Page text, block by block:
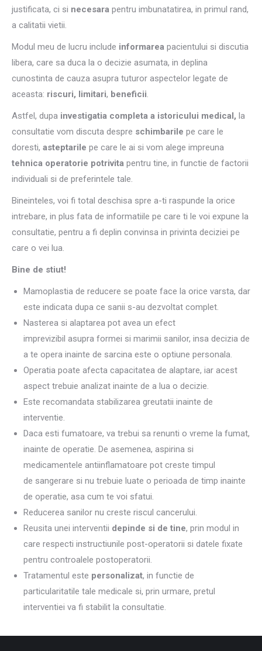
justificata, ci si necesara pentru imbunatatirea, in primul rand,
a calitatii vietii.
Modul meu de lucru include informarea pacientului si discutia
libera, care sa duca la o decizie asumata, in deplina
cunostinta de cauza asupra tuturor aspectelor legate de
aceasta: riscuri, limitari, beneficii.
Astfel, dupa investigatia completa a istoricului medical, la
consultatie vom discuta despre schimbarile pe care le
doresti, asteptarile pe care le ai si vom alege impreuna
tehnica operatorie potrivita pentru tine, in functie de factorii
individuali si de preferintele tale.
Bineinteles, voi fi total deschisa spre a-ti raspunde la orice
intrebare, in plus fata de informatiile pe care ti le voi expune la
consultatie, pentru a fi deplin convinsa in privinta deciziei pe
care o vei lua.
Bine de stiut!
Mamoplastia de reducere se poate face la orice varsta, dar
este indicata dupa ce sanii s-au dezvoltat complet.
Nasterea si alaptarea pot avea un efect
imprevizibil asupra formei si marimii sanilor, insa decizia de
a te opera inainte de sarcina este o optiune personala.
Operatia poate afecta capacitatea de alaptare, iar acest
aspect trebuie analizat inainte de a lua o decizie.
Este recomandata stabilizarea greutatii inainte de
interventie.
Daca esti fumatoare, va trebui sa renunti o vreme la fumat,
inainte de operatie. De asemenea, aspirina si
medicamentele antiinflamatoare pot creste timpul
de sangerare si nu trebuie luate o perioada de timp inainte
de operatie, asa cum te voi sfatui.
Reducerea sanilor nu creste riscul cancerului.
Reusita unei interventii depinde si de tine, prin modul in
care respecti instructiunile post-operatorii si datele fixate
pentru controalele postoperatorii.
Tratamentul este personalizat, in functie de
particularitatile tale medicale si, prin urmare, pretul
interventiei va fi stabilit la consultatie.